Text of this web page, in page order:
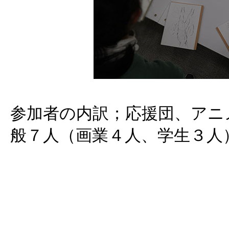
参加者の内訳；応援団、ア
般７人（画業４人、学生３人